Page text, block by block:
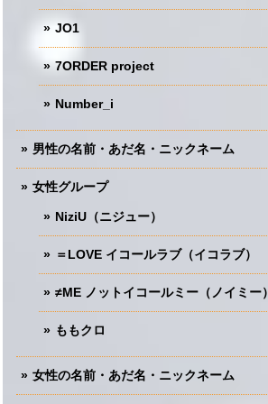
JO1
7ORDER project
Number_i
男性の名前・あだ名・ニックネーム
女性グループ
NiziU（ニジュー）
＝LOVE イコールラブ（イコラブ）
≠ME ノットイコールミー（ノイミー）
ももクロ
女性の名前・あだ名・ニックネーム